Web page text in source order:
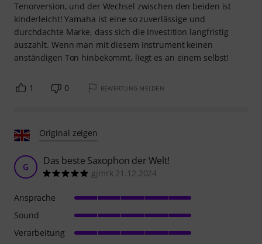
Tenorversion, und der Wechsel zwischen den beiden ist
kinderleicht! Yamaha ist eine so zuverlässige und
durchdachte Marke, dass sich die Investition langfristig
auszahlt. Wenn man mit diesem Instrument keinen
anständigen Ton hinbekommt, liegt es an einem selbst!
1 0 BEWERTUNG MELDEN
Original zeigen
G Das beste Saxophon der Welt!
gjmrk 21.12.2024
Ansprache
Sound
Verarbeitung